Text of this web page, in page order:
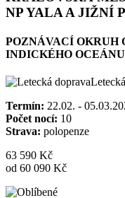
NP YALA A JIŽNÍ
POZNÁVACÍ OKRUH
INDICKÉHO OCEÁNU
Termín: 22.02. -
Počet nocí: 10
Strava: polopenze
63 590 Kč
od 60 090 Kč